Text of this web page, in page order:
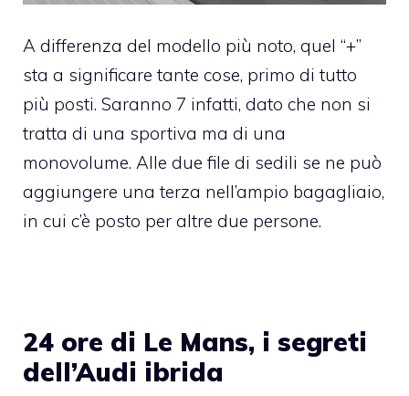
A differenza del modello più noto, quel “+”
sta a significare tante cose, primo di tutto
più posti. Saranno 7 infatti, dato che non si
tratta di una sportiva ma di una
monovolume. Alle due file di sedili se ne può
aggiungere una terza nell’ampio bagagliaio,
in cui c’è posto per altre due persone.
24 ore di Le Mans, i segreti
dell’Audi ibrida